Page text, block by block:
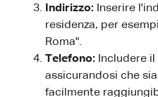
Indirizzo: Inserire
residenza, per
Roma".
Telefono: Includere
assicurandosi che
facilmente